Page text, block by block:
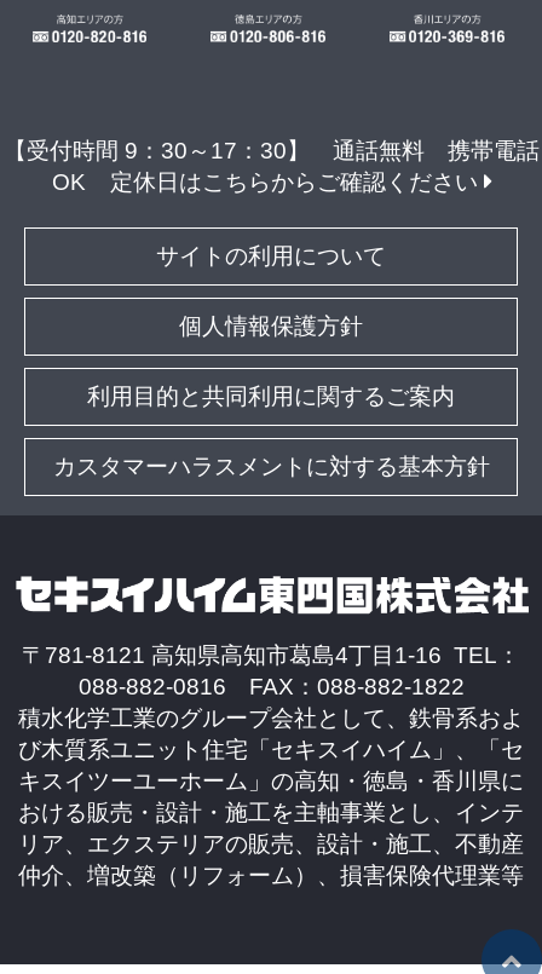
【受付時間 9：30～17：30】 通話無料 携帯電話
OK
定休日はこちらからご確認ください
サイトの利用について
個人情報保護方針
利用目的と共同利用に関するご案内
カスタマーハラスメントに対する基本方針
〒781-8121 高知県高知市葛島4丁目1-16 TEL：
088-882-0816 FAX：088-882-1822
積水化学工業のグループ会社として、鉄骨系およ
び木質系ユニット住宅「セキスイハイム」、「セ
キスイツーユーホーム」の高知・徳島・香川県に
おける販売・設計・施工を主軸事業とし、インテ
リア、エクステリアの販売、設計・施工、不動産
仲介、増改築（リフォーム）、損害保険代理業等